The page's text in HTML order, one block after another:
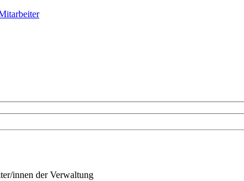
innen der Verwaltung